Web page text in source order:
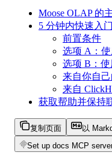
Moose OLAP 的
5 分钟内快速入门
前置条件
选项 A：使
选项 B：使
来自你自己
来自
获取帮助并保持
复制页面 以
Set up docs MCP